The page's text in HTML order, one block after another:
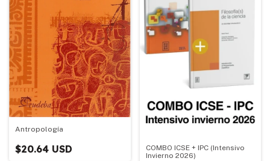
Antropología
$20.64 USD
COMBO ICSE + IPC (Intensivo
Invierno 2026)